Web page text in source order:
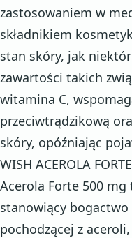
zastosowaniem w
składnikiem
stan skóry, jak
zawartości takich
witamina C,
przeciwtrądzikową
skóry, opóźniając
WISH ACEROLA
Acerola Forte 500
stanowiący
pochodzącej z